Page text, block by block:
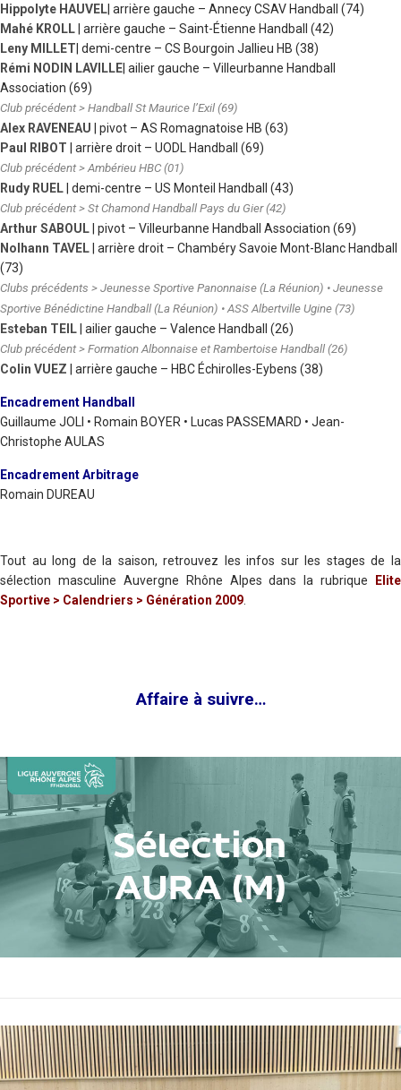
Hippolyte HAUVEL | arrière gauche – Annecy CSAV Handball (74)
Mahé KROLL | arrière gauche – Saint-Étienne Handball (42)
Leny MILLET | demi-centre – CS Bourgoin Jallieu HB (38)
Rémi NODIN LAVILLE | ailier gauche – Villeurbanne Handball
Association (69)
Club précédent > Handball St Maurice l’Exil (69)
Alex RAVENEAU | pivot – AS Romagnatoise HB (63)
Paul RIBOT | arrière droit – UODL Handball (69)
Club précédent > Ambérieu HBC (01)
Rudy RUEL | demi-centre – US Monteil Handball (43)
Club précédent > St Chamond Handball Pays du Gier (42)
Arthur SABOUL | pivot – Villeurbanne Handball Association (69)
Nolhann TAVEL | arrière droit – Chambéry Savoie Mont-Blanc Handball
(73)
Clubs précédents > Jeunesse Sportive Panonnaise (La Réunion) • Jeunesse
Sportive Bénédictine Handball (La Réunion) • ASS Albertville Ugine (73)
Esteban TEIL | ailier gauche – Valence Handball (26)
Club précédent > Formation Albonnaise et Rambertoise Handball (26)
Colin VUEZ | arrière gauche – HBC Échirolles-Eybens (38)
Encadrement Handball
Guillaume JOLI • Romain BOYER • Lucas PASSEMARD • Jean-
Christophe AULAS
Encadrement Arbitrage
Romain DUREAU
Tout au long de la saison, retrouvez les infos sur les stages de la
sélection masculine Auvergne Rhône Alpes dans la rubrique
Elite
Sportive > Calendriers > Génération 2009
Affaire à suivre…